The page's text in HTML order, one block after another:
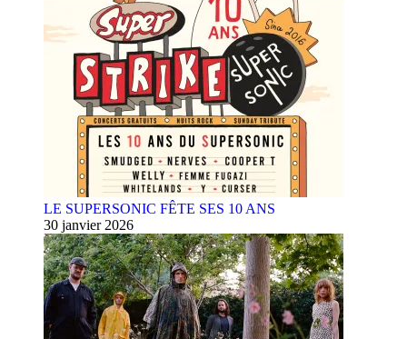
LE SUPERSONIC FÊTE SES 10 ANS
30 janvier 2026